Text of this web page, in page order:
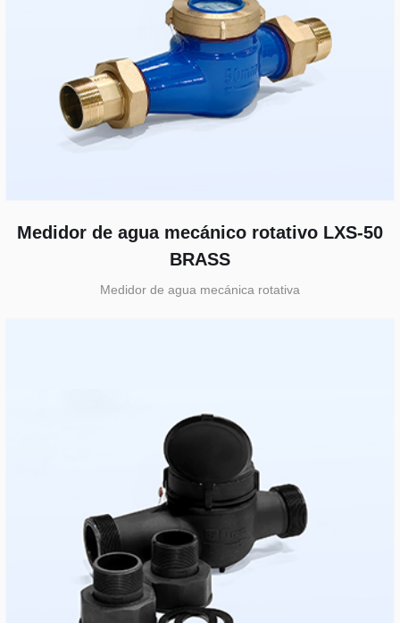
Medidor de agua mecánico rotativo LXS-50
BRASS
Medidor de agua mecánica rotativa